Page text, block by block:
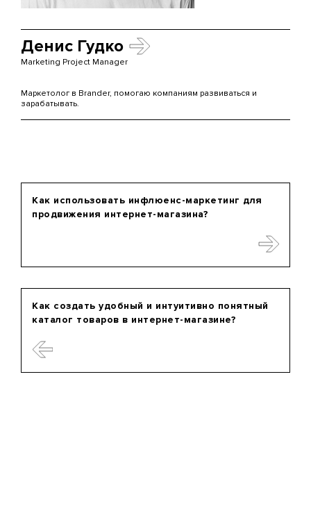
Денис Гудко
Marketing Project Manager
Маркетолог в Brander, помогаю компаниям развиваться и
зарабатывать.
Как создать удобный и интуитивно понятный
каталог товаров в интернет-магазине?
Как использовать инфлюенс-маркетинг для
продвижения интернет-магазина?